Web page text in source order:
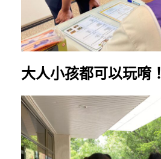
大人小孩都可以玩唷！